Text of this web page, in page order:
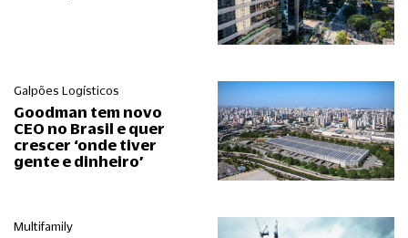
Galpões Logísticos
Goodman tem novo
CEO no Brasil e quer
crescer ‘onde tiver
gente e dinheiro’
Multifamily